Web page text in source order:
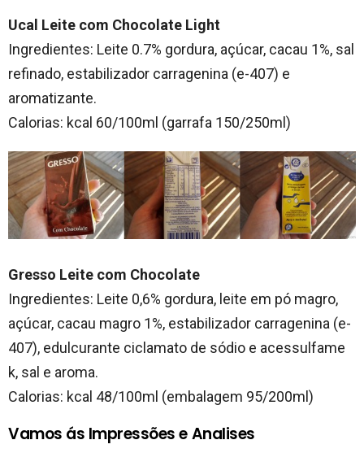
Ucal Leite com Chocolate Light
Ingredientes: Leite 0.7% gordura, açúcar, cacau 1%, sal
refinado, estabilizador carragenina (e-407) e
aromatizante.
Calorias: kcal 60/100ml (garrafa 150/250ml)
Gresso Leite com Chocolate
Ingredientes: Leite 0,6% gordura, leite em pó magro,
açúcar, cacau magro 1%, estabilizador carragenina (e-
407), edulcurante ciclamato de sódio e acessulfame
k, sal e aroma.
Calorias: kcal 48/100ml (embalagem 95/200ml)
Vamos ás Impressões e Analises